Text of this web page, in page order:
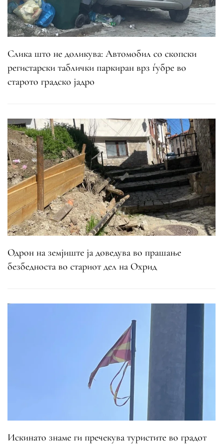
Слика што не доликува: Автомобил со скопски
регистарски таблички паркиран врз ѓубре во
старото градско јадро
Одрон на земјиште ја доведува во прашање
безбедноста во стариот дел на Охрид
Искинато знаме ги пречекува туристите во градот